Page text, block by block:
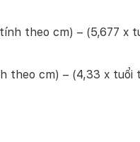
theo cm) – (5,677 x
theo cm) – (4,33 x tuổi